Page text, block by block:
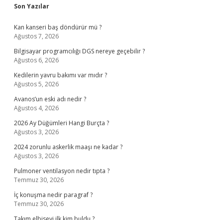
Sidebar
Son Yazılar
Kan kanseri baş döndürür mü ?
Ağustos 7, 2026
Bilgisayar programcılığı DGS nereye geçebilir ?
Ağustos 6, 2026
Kedilerin yavru bakımı var mıdır ?
Ağustos 5, 2026
Avanos’un eski adı nedir ?
Ağustos 4, 2026
2026 Ay Düğümleri Hangi Burçta ?
Ağustos 3, 2026
2024 zorunlu askerlik maaşı ne kadar ?
Ağustos 3, 2026
Pulmoner ventilasyon nedir tıpta ?
Temmuz 30, 2026
İç konuşma nedir paragraf ?
Temmuz 30, 2026